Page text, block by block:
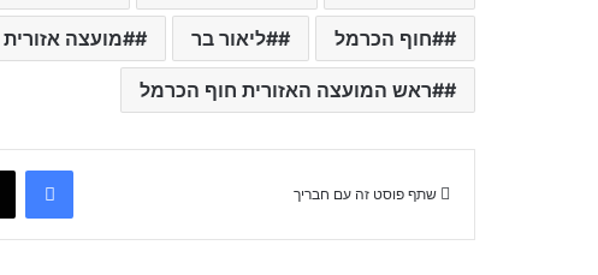
#חוף הכרמל #ליאור בר #מועצה
#ראש המועצה האזורית חוף הכרמל
שתף פוסט זה עם חבריך